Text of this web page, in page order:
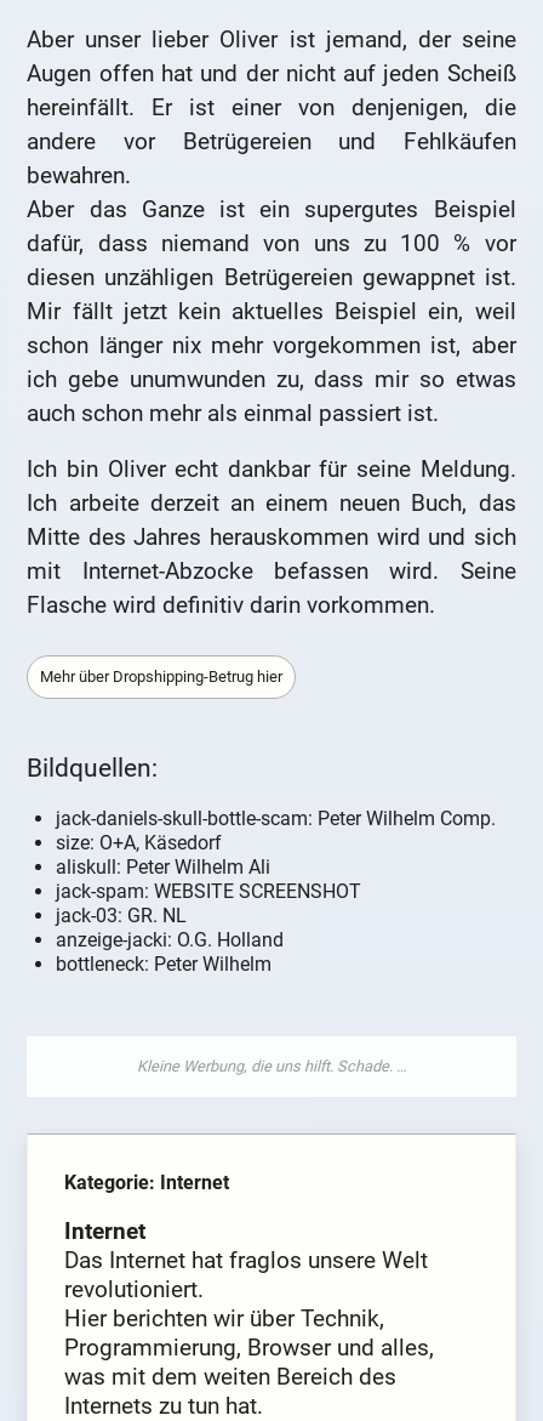
Aber unser lieber Oliver ist jemand, der seine
Augen offen hat und der nicht auf jeden Scheiß
hereinfällt. Er ist einer von denjenigen, die
andere vor Betrügereien und Fehlkäufen
bewahren.
Aber das Ganze ist ein supergutes Beispiel
dafür, dass niemand von uns zu 100 % vor
diesen unzähligen Betrügereien gewappnet ist.
Mir fällt jetzt kein aktuelles Beispiel ein, weil
schon länger nix mehr vorgekommen ist, aber
ich gebe unumwunden zu, dass mir so etwas
auch schon mehr als einmal passiert ist.
Ich bin Oliver echt dankbar für seine Meldung.
Ich arbeite derzeit an einem neuen Buch, das
Mitte des Jahres herauskommen wird und sich
mit Internet-Abzocke befassen wird. Seine
Flasche wird definitiv darin vorkommen.
Mehr über Dropshipping-Betrug hier
Bildquellen:
jack-daniels-skull-bottle-scam: Peter Wilhelm Comp.
size: O+A, Käsedorf
aliskull: Peter Wilhelm Ali
jack-spam: WEBSITE SCREENSHOT
jack-03: GR. NL
anzeige-jacki: O.G. Holland
bottleneck: Peter Wilhelm
Kategorie: Internet
Internet
Das Internet hat fraglos unsere Welt
revolutioniert.
Hier berichten wir über Technik,
Programmierung, Browser und alles,
was mit dem weiten Bereich des
Internets zu tun hat.